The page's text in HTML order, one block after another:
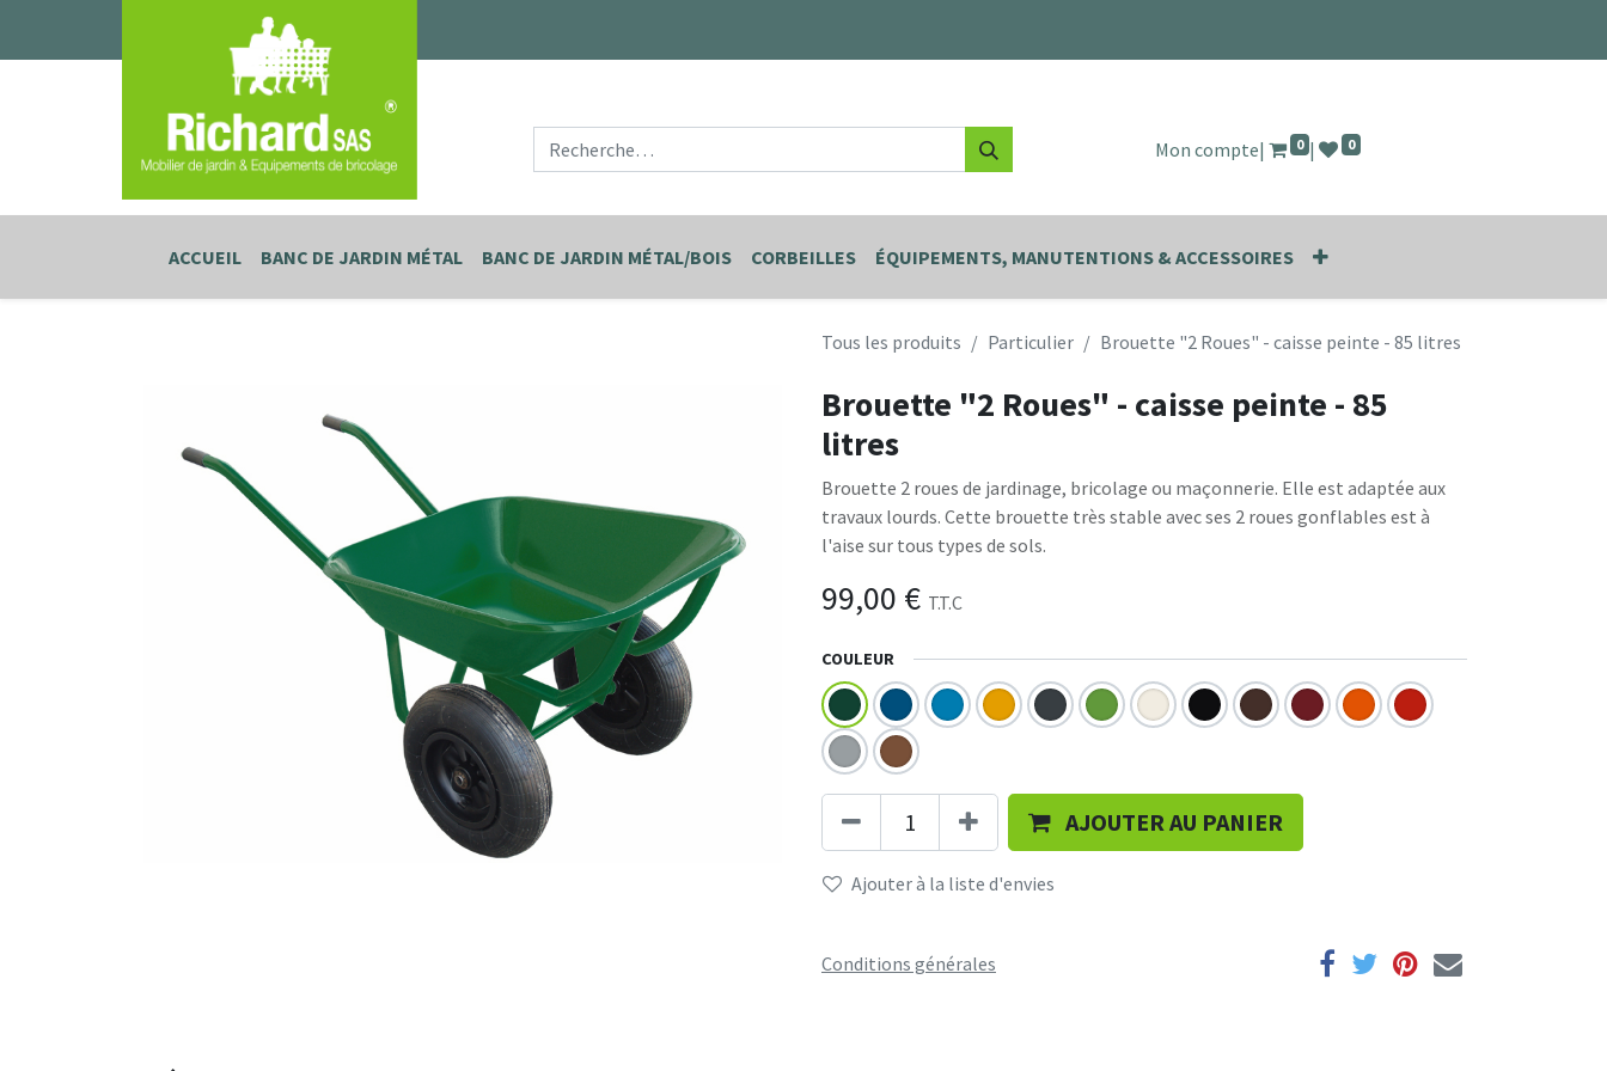
Mon compte| 0 | 0
ACCUEIL BANC DE JARDIN MÉTAL BANC DE JARDIN MÉTAL/BOIS CORBEILLES ÉQUIPEMENTS, MANUTENTIONS & ACCESSOIRES
Tous les produits Particulier Brouette "2 Roues" - caisse peinte - 85 litres
Brouette "2 Roues" - caisse peinte - 85
litres
Brouette 2 roues de jardinage, bricolage ou maçonnerie. Elle est adaptée aux
travaux lourds. Cette brouette très stable avec ses 2 roues gonflables est à
l'aise sur tous types de sols.
99,00 € T.T.C
COULEUR
AJOUTER AU PANIER
Ajouter à la liste d'envies
Conditions générales